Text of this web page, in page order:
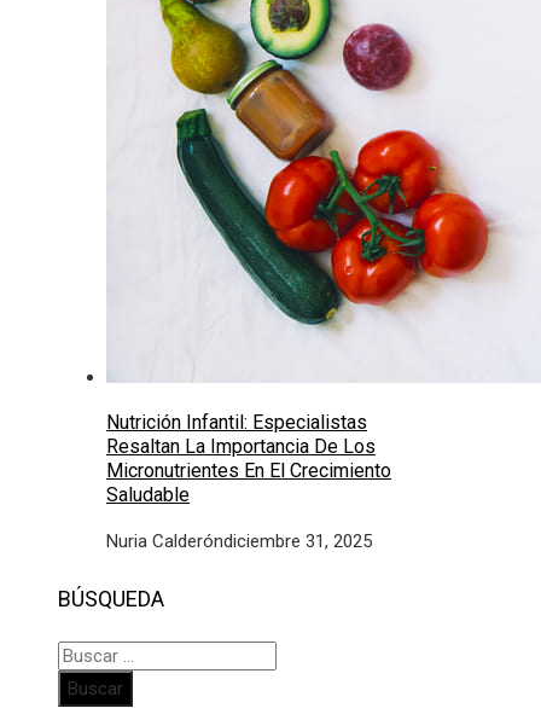
Nutrición Infantil: Especialistas
Resaltan La Importancia De Los
Micronutrientes En El Crecimiento
Saludable
Nuria Calderóndiciembre 31, 2025
BÚSQUEDA
Buscar: